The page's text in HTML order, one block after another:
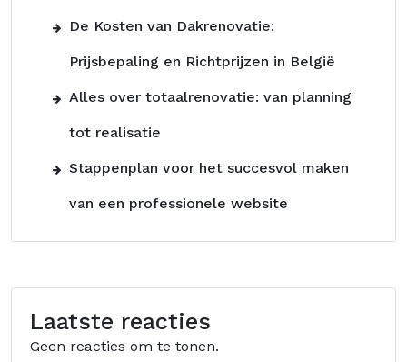
De Kosten van Dakrenovatie:
Prijsbepaling en Richtprijzen in België
Alles over totaalrenovatie: van planning
tot realisatie
Stappenplan voor het succesvol maken
van een professionele website
Laatste reacties
Geen reacties om te tonen.